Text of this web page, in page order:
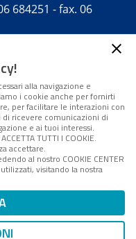
684251 - fax. 06
telematica iscritta
Tribunale di Roma -
resp. Michela
a Direzione e
S.p.A. - FPA s.r.l.
di management
- R.E.A. Roma
AWS
alla navigazione e
i cookie anche per fornirti
per facilitare le interazioni con
ricevere comunicazioni di
e ai tuoi interessi.
TUTTI I COOKIE.
accettare.
al nostro COOKIE CENTER
visitando la nostra